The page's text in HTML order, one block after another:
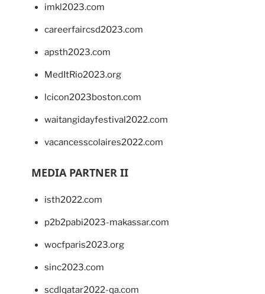
imkl2023.com
careerfaircsd2023.com
apsth2023.com
MedItRio2023.org
lcicon2023boston.com
waitangidayfestival2022.com
vacancesscolaires2022.com
MEDIA PARTNER II
isth2022.com
p2b2pabi2023-makassar.com
wocfparis2023.org
sinc2023.com
scdlqatar2022-qa.com